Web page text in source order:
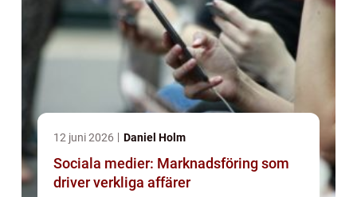
12 juni 2026 Daniel Holm
Sociala medier: Marknadsföring som
driver verkliga affärer